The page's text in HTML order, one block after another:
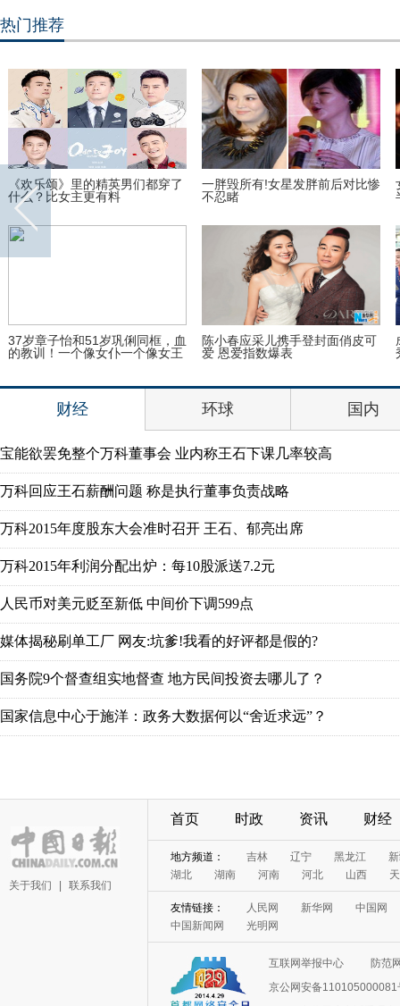
热门推荐
赵本山徒弟台前各个精彩 其实一
个比一个惨
生命最后一刻拍下的争议
他除了上海人外谁都瞧不起 现在
寸步难行
林志玲情商高又漂亮 只有
配得上她
涛买
快闪
财经 环球 国内
宝能欲罢免整个万科董事会 业内称王石下课几率较高
万科回应王石薪酬问题 称是执行董事负责战略
万科2015年度股东大会准时召开 王石、郁亮出席
万科2015年利润分配出炉：每10股派送7.2元
人民币对美元贬至新低 中间价下调599点
媒体揭秘刷单工厂 网友:坑爹!我看的好评都是假的?
国务院9个督查组实地督查 地方民间投资去哪儿了？
国家信息中心于施洋：政务大数据何以“舍近求远”？
关于我们 联系我们
首页 时政 资讯 财经
地方频道： 吉林 辽宁 黑龙江
湖北
湖南 河南 河北 山西
友情链接： 人民网 新华网
中国网
中国新闻网
光明网
互联网举报中心
防范
京公网安备110105000081